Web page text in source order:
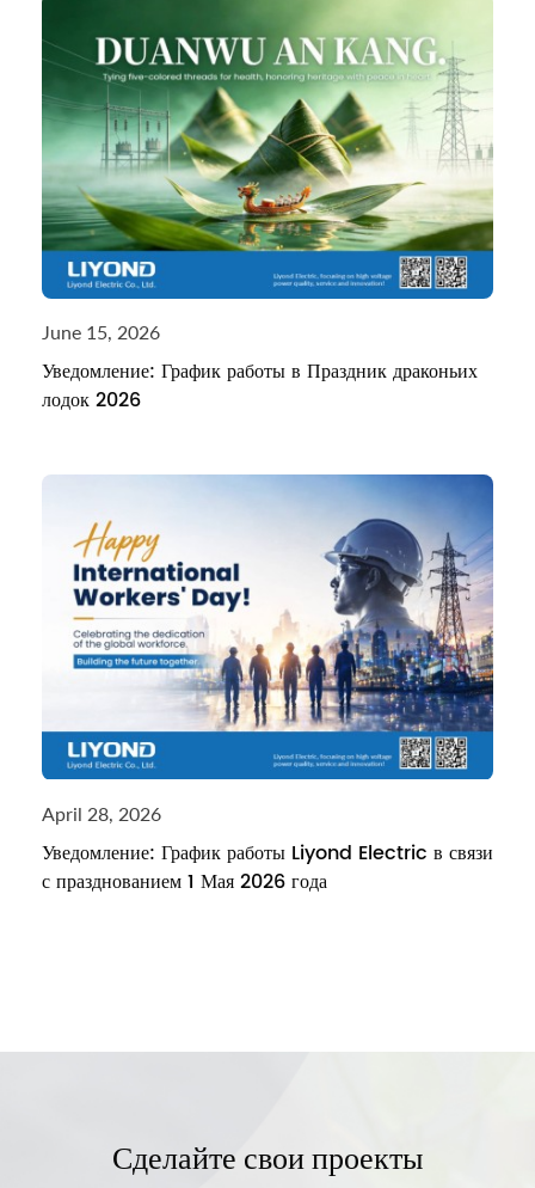
June 15, 2026
Уведомление: График работы в Праздник драконьих
лодок 2026
April 28, 2026
Уведомление: График работы Liyond Electric в связи
с празднованием 1 Мая 2026 года
Сделайте свои проекты